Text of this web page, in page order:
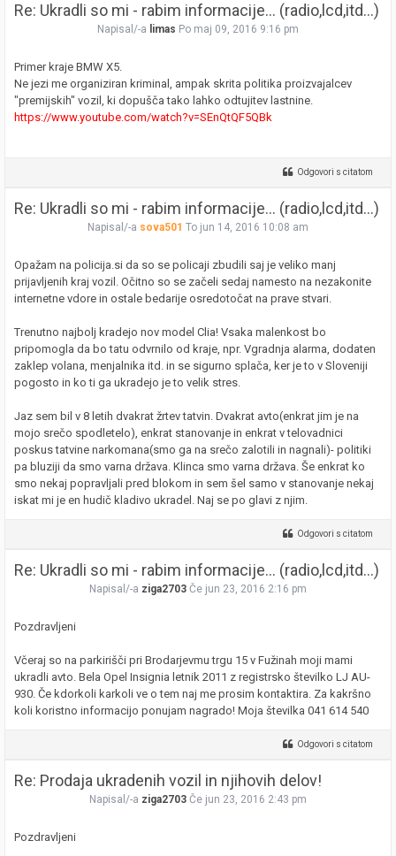
Re: Ukradli so mi - rabim informacije... (radio,lcd,itd...)
Napisal/-a limas Po maj 09, 2016 9:16 pm
Primer kraje BMW X5.
Ne jezi me organiziran kriminal, ampak skrita politika proizvajalcev
"premijskih" vozil, ki dopušča tako lahko odtujitev lastnine.
https://www.youtube.com/watch?v=SEnQtQF5QBk
Odgovori s citatom
Re: Ukradli so mi - rabim informacije... (radio,lcd,itd...)
Napisal/-a sova501 To jun 14, 2016 10:08 am
Opažam na policija.si da so se policaji zbudili saj je veliko manj
prijavljenih kraj vozil. Očitno so se začeli sedaj namesto na nezakonite
internetne vdore in ostale bedarije osredotočat na prave stvari.
Trenutno najbolj kradejo nov model Clia! Vsaka malenkost bo
pripomogla da bo tatu odvrnilo od kraje, npr. Vgradnja alarma, dodaten
zaklep volana, menjalnika itd. in se sigurno splača, ker je to v Sloveniji
pogosto in ko ti ga ukradejo je to velik stres.
Jaz sem bil v 8 letih dvakrat žrtev tatvin. Dvakrat avto(enkrat jim je na
mojo srečo spodletelo), enkrat stanovanje in enkrat v telovadnici
poskus tatvine narkomana(smo ga na srečo zalotili in nagnali)- politiki
pa bluziji da smo varna država. Klinca smo varna država. Še enkrat ko
smo nekaj popravljali pred blokom in sem šel samo v stanovanje nekaj
iskat mi je en hudič kladivo ukradel. Naj se po glavi z njim.
Odgovori s citatom
Re: Ukradli so mi - rabim informacije... (radio,lcd,itd...)
Napisal/-a ziga2703 Če jun 23, 2016 2:16 pm
Pozdravljeni
Včeraj so na parkirišči pri Brodarjevmu trgu 15 v Fužinah moji mami
ukradli avto. Bela Opel Insignia letnik 2011 z registrsko številko LJ AU-
930. Če kdorkoli karkoli ve o tem naj me prosim kontaktira. Za kakršno
koli koristno informacijo ponujam nagrado! Moja številka 041 614 540
Odgovori s citatom
Re: Prodaja ukradenih vozil in njihovih delov!
Napisal/-a ziga2703 Če jun 23, 2016 2:43 pm
Pozdravljeni